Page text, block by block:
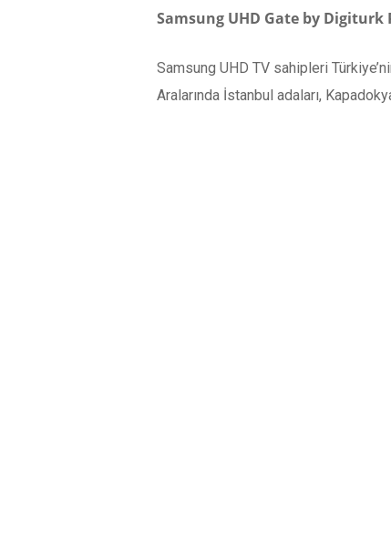
Samsung UHD Gate by Digiturk
Samsung UHD TV sahipleri
Aralarında İstanbul adaları,